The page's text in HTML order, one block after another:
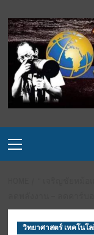
to
content
Menu
วิทยาศาสตร์ เทคโนโ